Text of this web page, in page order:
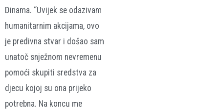
Dinama. “Uvijek se odazivam
humanitarnim akcijama, ovo
je predivna stvar i došao sam
unatoč snježnom nevremenu
pomoći skupiti sredstva za
djecu kojoj su ona prijeko
potrebna. Na koncu me